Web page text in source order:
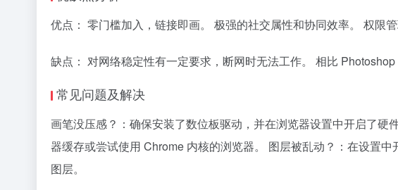
优点： 零门槛加入，链接即画。 极强的社交属性和协同效率。 权限
缺点： 对网络稳定性有一定要求，断网时无法工作。 相比
常见问题及解决
画笔没压感？：确保安装了数位板驱动，并在浏览器设置中开启了
器缓存或尝试使用 Chrome 内核的浏览器。 图层被乱动？：在设置
图层。